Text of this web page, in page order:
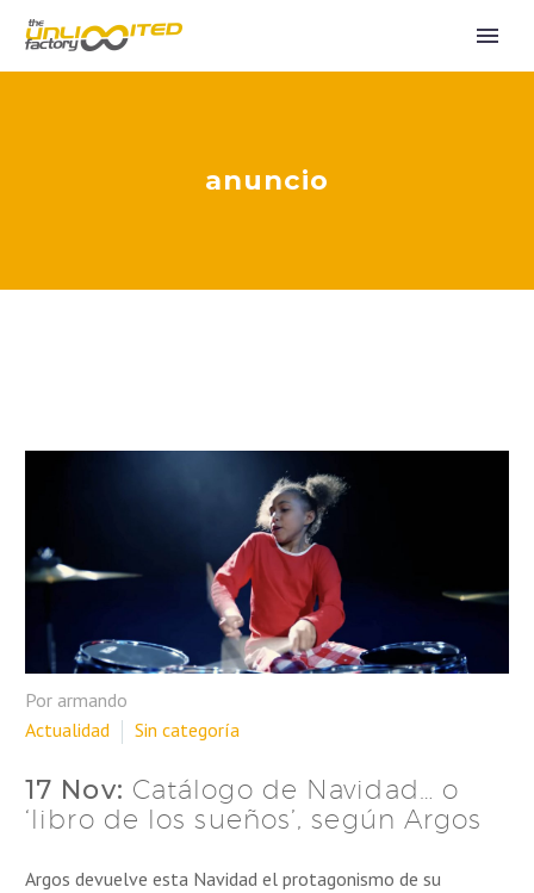
anuncio
Por armando
Actualidad
Sin categoría
17 Nov: Catálogo de Navidad… o
‘libro de los sueños’, según Argos
Argos devuelve esta Navidad el protagonismo de su